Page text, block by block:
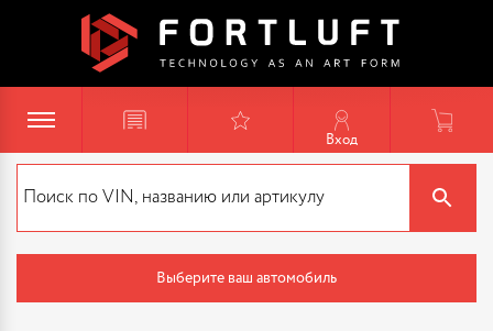
Вход
Выберите ваш автомобиль